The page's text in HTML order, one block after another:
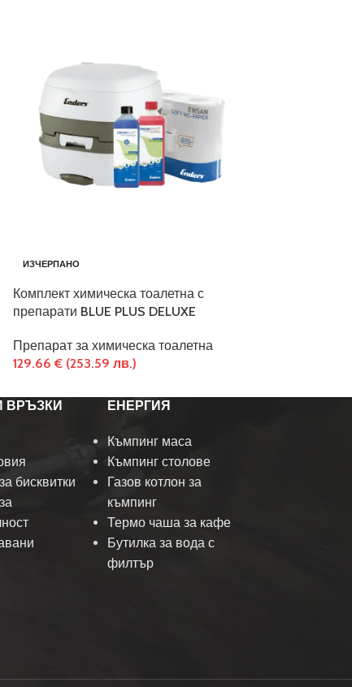
ИЗЧЕРПАНО
Комплект химическа тоалетна с
препарати BLUE PLUS DELUXE
Препарат за химическа тоалетна
129.66€ (253.59 лв.)
ВРЪЗКИ
бисквитки
ЕНЕРГИЯ
Къмпинг маса
Къмпинг столове
Газов котлон за
къмпинг
Термо чаша за кафе
Бутилка за вода с
филтър